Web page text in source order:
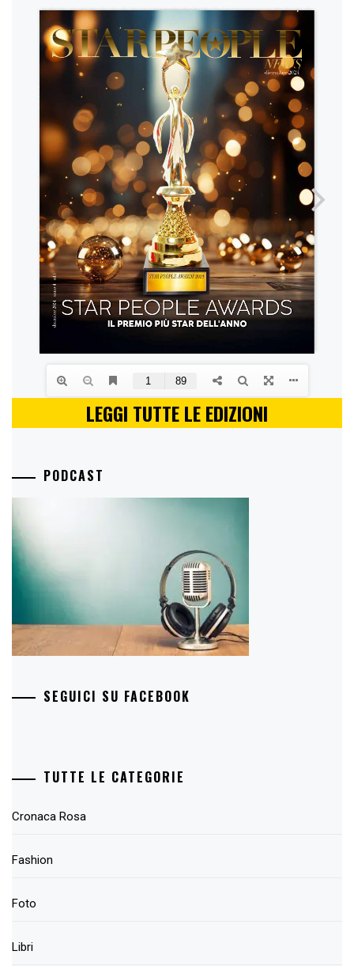
LEGGI TUTTE LE EDIZIONI
PODCAST
SEGUICI SU FACEBOOK
TUTTE LE CATEGORIE
Cronaca Rosa
Fashion
Foto
Libri